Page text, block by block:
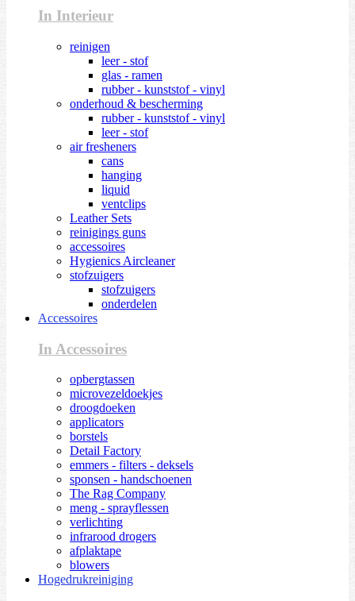
In Interieur
reinigen
leer - stof
glas - ramen
rubber - kunststof - vinyl
onderhoud & bescherming
rubber - kunststof - vinyl
leer - stof
air fresheners
cans
hanging
liquid
ventclips
Leather Sets
reinigings guns
accessoires
Hygienics Aircleaner
stofzuigers
stofzuigers
onderdelen
Accessoires
In Accessoires
opbergtassen
microvezeldoekjes
droogdoeken
applicators
borstels
Detail Factory
emmers - filters - deksels
sponsen - handschoenen
The Rag Company
meng - sprayflessen
verlichting
infrarood drogers
afplaktape
blowers
Hogedrukreiniging